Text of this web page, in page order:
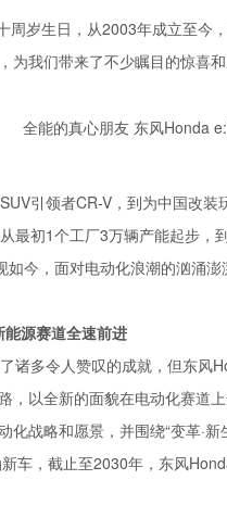
周岁生日，从2003年成立至今
我们带来了不少瞩目的惊喜和
引领者CR-V，到为中国改
最初1个工厂3万辆产能起步
今，面对电动化浪潮的汹涌
源赛道全速前进
诸多令人赞叹的成就，但东风
，以全新的面貌在电动化赛道
化战略和愿景，并围绕“变革·
车，截止至2030年，东风